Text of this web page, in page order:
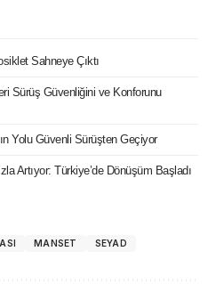
Sahneye Çıktı
Sürüş Güvenliğini ve Konforunu
Yolu Güvenli Sürüşten Geçiyor
Artıyor: Türkiye’de Dönüşüm Başladı
MANSET SEYAD